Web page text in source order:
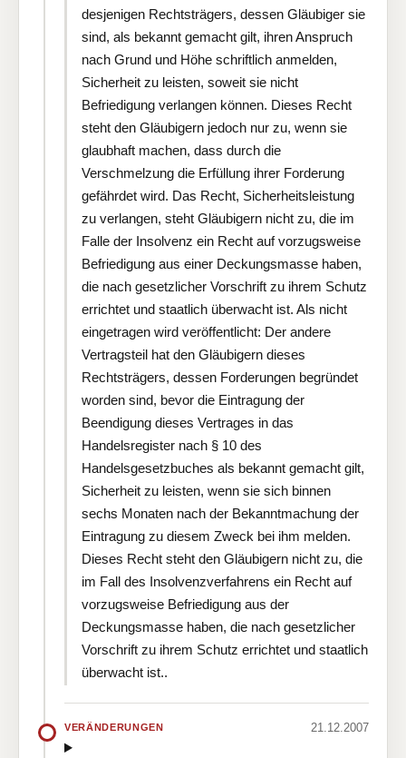
desjenigen Rechtsträgers, dessen Gläubiger sie
sind, als bekannt gemacht gilt, ihren Anspruch
nach Grund und Höhe schriftlich anmelden,
Sicherheit zu leisten, soweit sie nicht
Befriedigung verlangen können. Dieses Recht
steht den Gläubigern jedoch nur zu, wenn sie
glaubhaft machen, dass durch die
Verschmelzung die Erfüllung ihrer Forderung
gefährdet wird. Das Recht, Sicherheitsleistung
zu verlangen, steht Gläubigern nicht zu, die im
Falle der Insolvenz ein Recht auf vorzugsweise
Befriedigung aus einer Deckungsmasse haben,
die nach gesetzlicher Vorschrift zu ihrem Schutz
errichtet und staatlich überwacht ist. Als nicht
eingetragen wird veröffentlicht: Der andere
Vertragsteil hat den Gläubigern dieses
Rechtsträgers, dessen Forderungen begründet
worden sind, bevor die Eintragung der
Beendigung dieses Vertrages in das
Handelsregister nach § 10 des
Handelsgesetzbuches als bekannt gemacht gilt,
Sicherheit zu leisten, wenn sie sich binnen
sechs Monaten nach der Bekanntmachung der
Eintragung zu diesem Zweck bei ihm melden.
Dieses Recht steht den Gläubigern nicht zu, die
im Fall des Insolvenzverfahrens ein Recht auf
vorzugsweise Befriedigung aus der
Deckungsmasse haben, die nach gesetzlicher
Vorschrift zu ihrem Schutz errichtet und staatlich
überwacht ist..
VERÄNDERUNGEN 21.12.2007